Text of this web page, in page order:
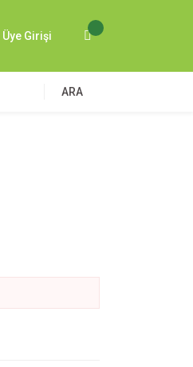
Üye Girişi
ARA